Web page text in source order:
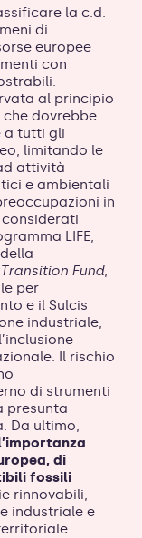
la c.d.
di
europee
con
al principio
che dovrebbe
a tutti gli
limitando le
attività
e ambientali
in
LIFE,
Fund,
per
e il Sulcis
industriale,
Il rischio
di strumenti
presunta
Da ultimo,
di
fossili
rinnovabili,
industriale e